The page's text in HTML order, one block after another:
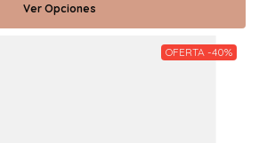
Ver Opciones
OFERTA -40%